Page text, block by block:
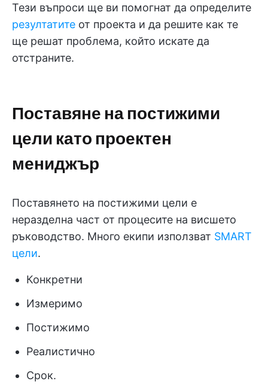
Тези въпроси ще ви помогнат да определите
резултатите от проекта и да решите как те
ще решат проблема, който искате да
отстраните.
Поставяне на постижими
цели като проектен
мениджър
Поставянето на постижими цели е
неразделна част от процесите на висшето
ръководство. Много екипи използват SMART
цели.
Конкретни
Измеримо
Постижимо
Реалистично
Срок.